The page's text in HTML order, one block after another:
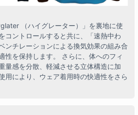
（ハイグレーター）」を裏地に使
コントロールすると共に、「速熱中わ
ンチレーションによる換気効果の組み合
性を保持します。 さらに、体へのフィ
量感を分散、軽減させる立体構造に加
用により、ウェア着用時の快適性をさら